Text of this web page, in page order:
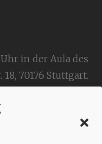
Uhr in der Aula des
18, 70176 Stuttgart.